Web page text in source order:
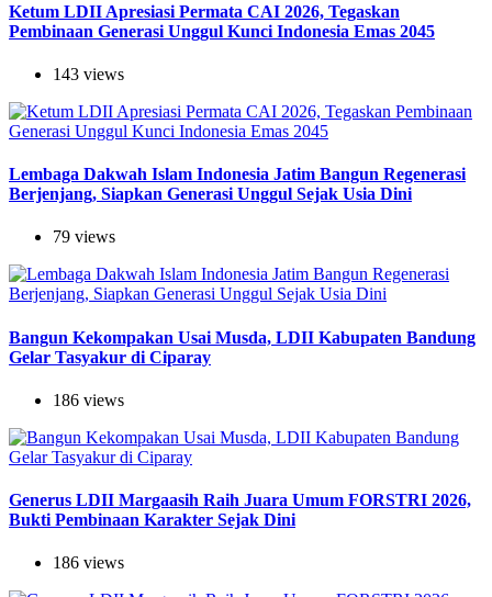
Ketum LDII Apresiasi Permata CAI 2026, Tegaskan
Pembinaan Generasi Unggul Kunci Indonesia Emas 2045
143 views
Lembaga Dakwah Islam Indonesia Jatim Bangun Regenerasi
Berjenjang, Siapkan Generasi Unggul Sejak Usia Dini
79 views
Bangun Kekompakan Usai Musda, LDII Kabupaten Bandung
Gelar Tasyakur di Ciparay
186 views
Generus LDII Margaasih Raih Juara Umum FORSTRI 2026,
Bukti Pembinaan Karakter Sejak Dini
186 views